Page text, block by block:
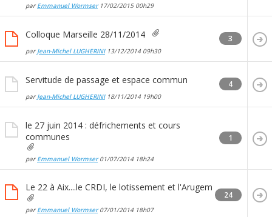
par Emmanuel Wormser17/02/2015 00h29
Colloque Marseille 28/11/2014
par Jean-Michel LUGHERINI13/12/2014 09h30
3
Servitude de passage et espace commun
par Jean-Michel LUGHERINI18/11/2014 19h00
4
le 27 juin 2014 : défrichements et cours
communes
par Emmanuel Wormser01/07/2014 18h24
1
Le 22 à Aix....le CRDI, le lotissement et l'Arugem
par Emmanuel Wormser07/01/2014 18h07
24